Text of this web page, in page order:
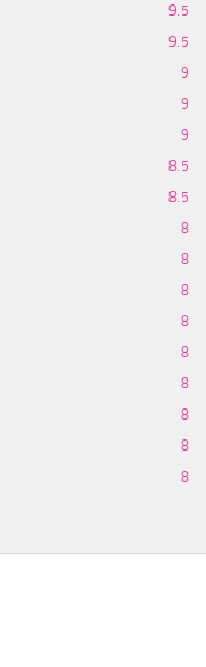
9.5
9.5
9
9
9
8.5
8.5
8
8
8
8
8
8
8
8
8